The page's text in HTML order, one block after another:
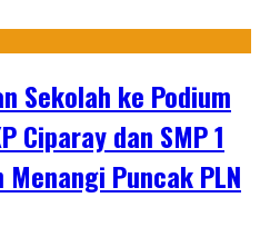
Sekolah ke Podium
Ciparay dan SMP 1
Puncak PLN